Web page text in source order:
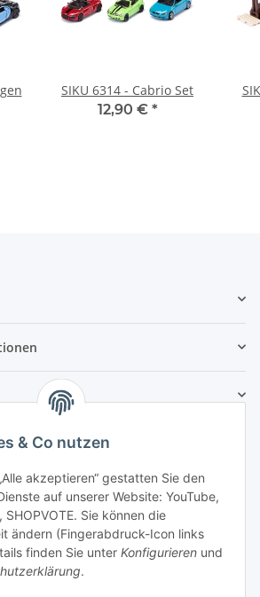
& Co nutzen
akzeptieren“ gestatten Sie den
auf unserer Website: YouTube,
Sie können die
ändern (Fingerabdruck-Icon links
finden Sie unter Konfigurieren und
.
SIKU 6314 - Cabrio Set
12,90 € *